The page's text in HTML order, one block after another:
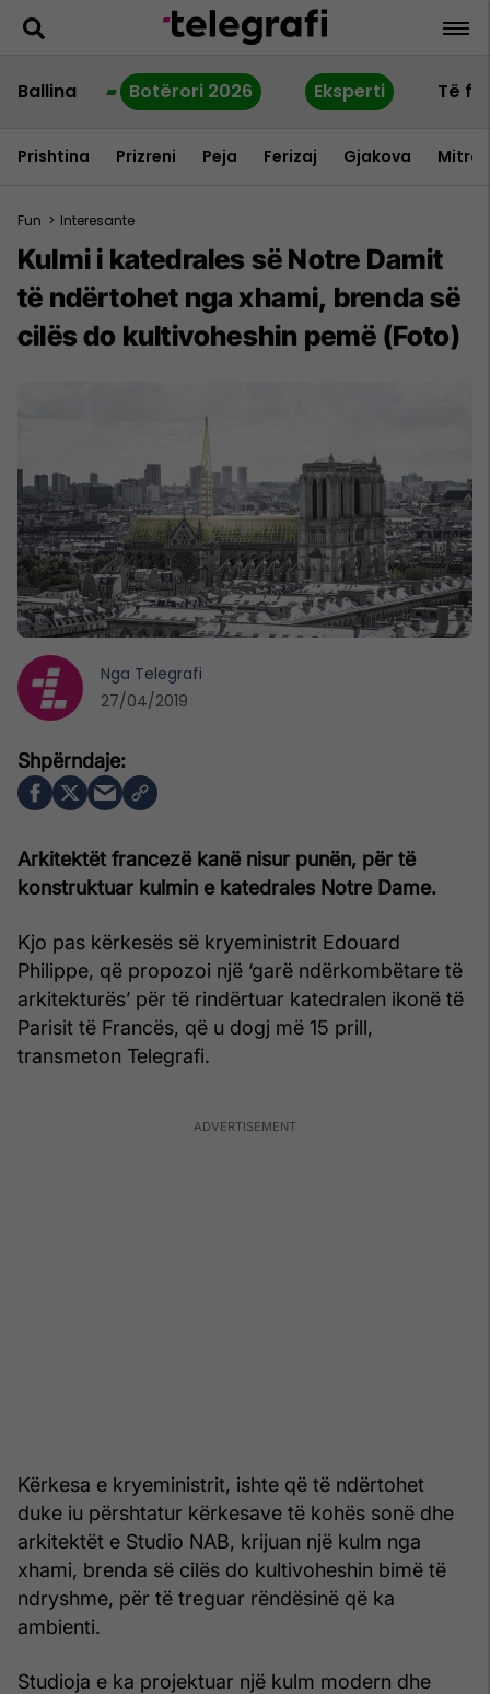
Ballina Botërori 2026 Eksperti Të
Prishtina Prizreni Peja Ferizaj Gjakova
Fun > Interesante
Kulmi i katedrales së Notre Damit
të ndërtohet nga xhami, brenda së
cilës do kultivoheshin pemë (Foto)
Arkitektët francezë kanë nisur punën, për të
konstruktuar kulmin e katedrales Notre Dame.
Kjo pas kërkesës së kryeministrit Edouard
Philippe, që propozoi një ‘garë ndërkombëtare të
arkitekturës’ për të rindërtuar katedralen ikonë të
Parisit të Francës, që u dogj më 15 prill,
transmeton Telegrafi.
Kërkesa e kryeministrit, ishte që të ndërtohet
duke iu përshtatur kërkesave të kohës sonë dhe
arkitektët e Studio NAB, krijuan një kulm nga
xhami, brenda së cilës do kultivoheshin bimë të
ndryshme, për të treguar rëndësinë që ka
ambienti.
Studioja e ka projektuar një kulm modern dhe
Nga Telegrafi
27/04/2019